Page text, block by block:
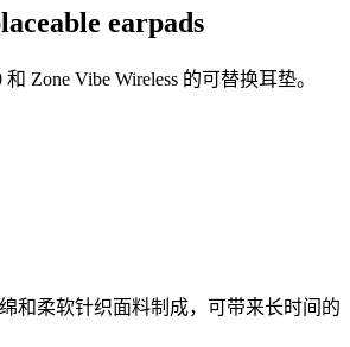
earpads
Zone Vibe Wireless 的可替换耳垫。
和柔软针织面料制成，可带来长时间的